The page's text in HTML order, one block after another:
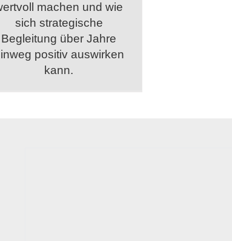
machen und wie
sich strategische
Begleitung über Jahre
positiv auswirken
kann.